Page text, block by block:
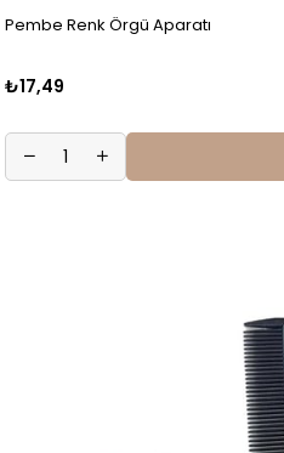
Pembe Renk Örgü Aparatı
₺17,49